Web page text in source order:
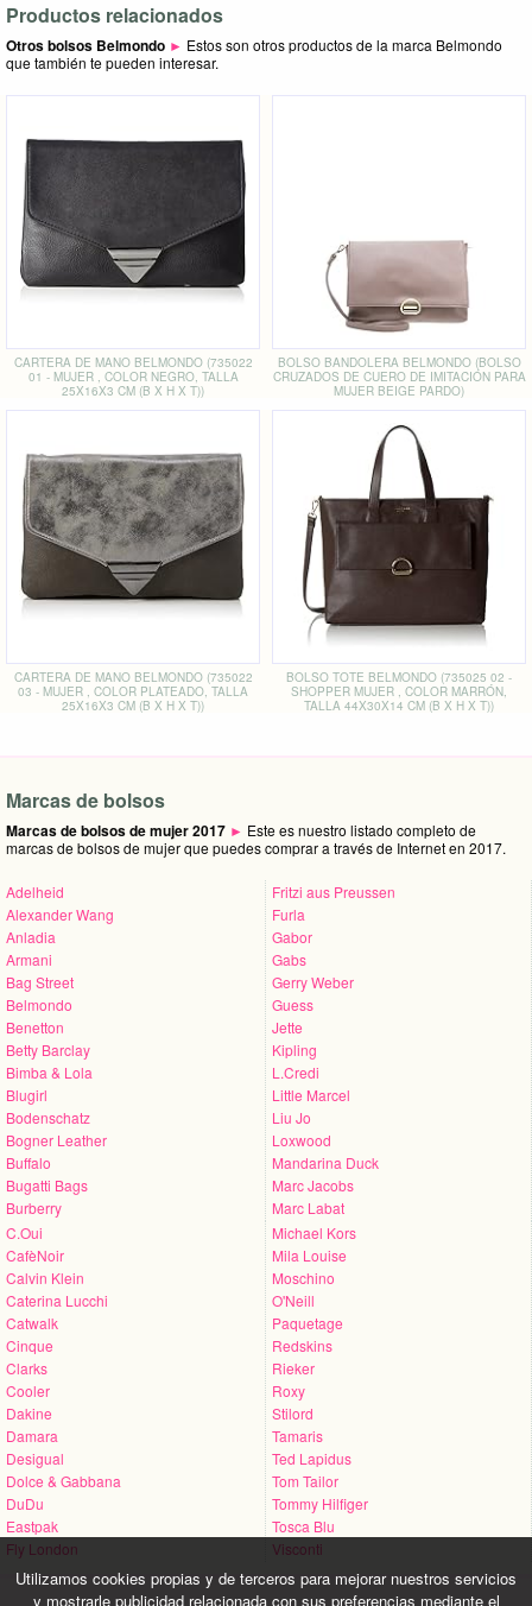
Productos relacionados
Otros bolsos Belmondo ► Estos son otros productos de la marca Belmondo
que también te pueden interesar.
CARTERA DE MANO BELMONDO (735022
01 - MUJER , COLOR NEGRO, TALLA
25X16X3 CM (B X H X T))
BOLSO BANDOLERA BELMONDO (BOLSO
CRUZADOS DE CUERO DE IMITACIÓN PARA
MUJER BEIGE PARDO)
CARTERA DE MANO BELMONDO (735022
03 - MUJER , COLOR PLATEADO, TALLA
25X16X3 CM (B X H X T))
BOLSO TOTE BELMONDO (735025 02 -
SHOPPER MUJER , COLOR MARRÓN,
TALLA 44X30X14 CM (B X H X T))
Marcas de bolsos
Marcas de bolsos de mujer 2017 ► Este es nuestro listado completo de
marcas de bolsos de mujer que puedes comprar a través de Internet en 2017.
Adelheid
Alexander Wang
Anladia
Armani
Bag Street
Belmondo
Benetton
Betty Barclay
Bimba & Lola
Blugirl
Bodenschatz
Bogner Leather
Buffalo
Bugatti Bags
Burberry
C.Oui
CafèNoir
Calvin Klein
Caterina Lucchi
Catwalk
Cinque
Clarks
Cooler
Dakine
Damara
Desigual
Dolce & Gabbana
DuDu
Eastpak
Fly London
Fritzi aus Preussen
Furla
Gabor
Gabs
Gerry Weber
Guess
Jette
Kipling
L.Credi
Little Marcel
Liu Jo
Loxwood
Mandarina Duck
Marc Jacobs
Marc Labat
Michael Kors
Mila Louise
Moschino
O'Neill
Paquetage
Redskins
Rieker
Roxy
Stilord
Tamaris
Ted Lapidus
Tom Tailor
Tommy Hilfiger
Tosca Blu
Visconti
Utilizamos cookies propias y de terceros para mejorar nuestros servicios
y mostrarle publicidad relacionada con sus preferencias mediante el